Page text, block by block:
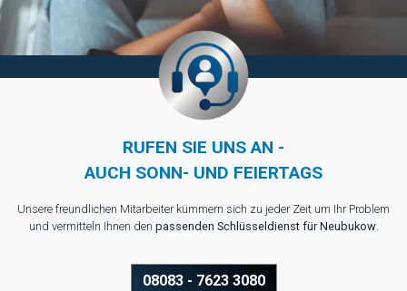
RUFEN SIE UNS AN -
AUCH SONN- UND FEIERTAGS
Unsere freundlichen Mitarbeiter kümmern sich zu jeder Zeit um Ihr Problem
und vermitteln Ihnen den passenden Schlüsseldienst für Neubukow.
08083 - 7623 3080